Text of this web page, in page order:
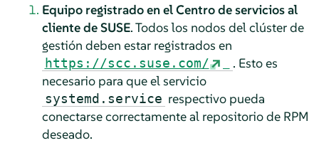
Equipo registrado en el Centro de servicios al
cliente de SUSE. Todos los nodos del clúster de
gestión deben estar registrados en
https://scc.suse.com/
. Esto es
necesario para que el servicio
systemd.service respectivo pueda
conectarse correctamente al repositorio de RPM
deseado.